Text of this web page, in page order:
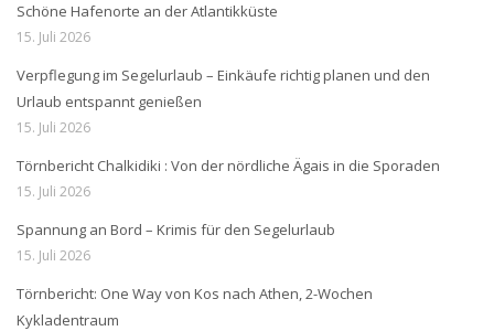
Schöne Hafenorte an der Atlantikküste
15. Juli 2026
Verpflegung im Segelurlaub – Einkäufe richtig planen und den
Urlaub entspannt genießen
15. Juli 2026
Törnbericht Chalkidiki : Von der nördliche Ägais in die Sporaden
15. Juli 2026
Spannung an Bord – Krimis für den Segelurlaub
15. Juli 2026
Törnbericht: One Way von Kos nach Athen, 2-Wochen
Kykladentraum